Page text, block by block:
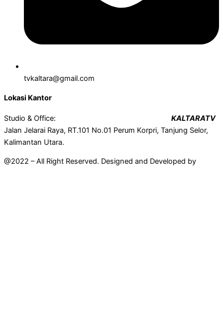
tvkaltara@gmail.com
Lokasi Kantor
Studio & Office: KALTARATV
Jalan Jelarai Raya, RT.101 No.01 Perum Korpri, Tanjung Selor,
Kalimantan Utara.
@2022 – All Right Reserved. Designed and Developed by